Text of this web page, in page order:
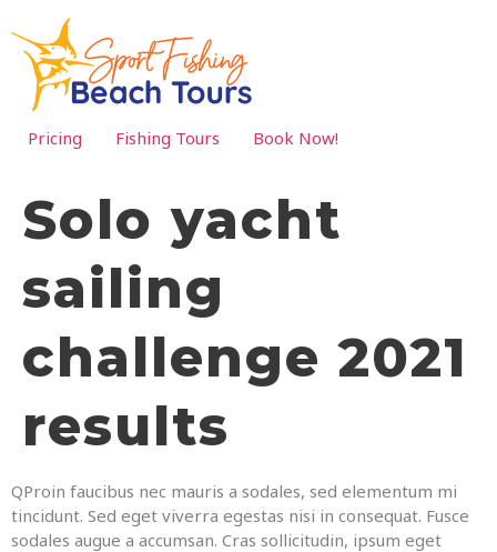
Pricing Fishing Tours Book Now!
Solo yacht
sailing
challenge 2021
results
QProin faucibus nec mauris a sodales, sed elementum mi
tincidunt. Sed eget viverra egestas nisi in consequat. Fusce
sodales augue a accumsan. Cras sollicitudin, ipsum eget